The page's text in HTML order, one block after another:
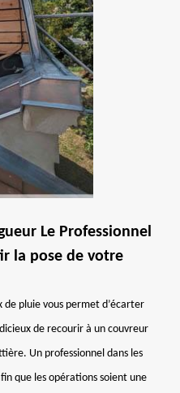
Le Professionnel
la pose de votre
de pluie vous permet d’écarter
de recourir à un couvreur
Un professionnel dans les
que les opérations soient une